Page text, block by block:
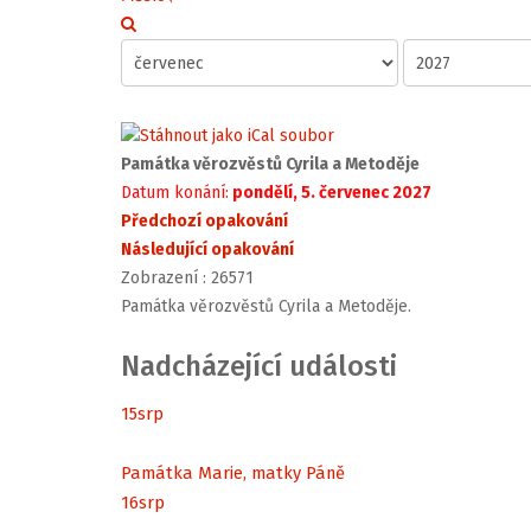
Památka věrozvěstů Cyrila a Metoděje
Datum konání: pondělí, 5. červenec 2027
Předchozí opakování
Následující opakování
Zobrazení : 26571
Památka věrozvěstů Cyrila a Metoděje.
Nadcházející události
15srp
Památka Marie, matky Páně
16srp